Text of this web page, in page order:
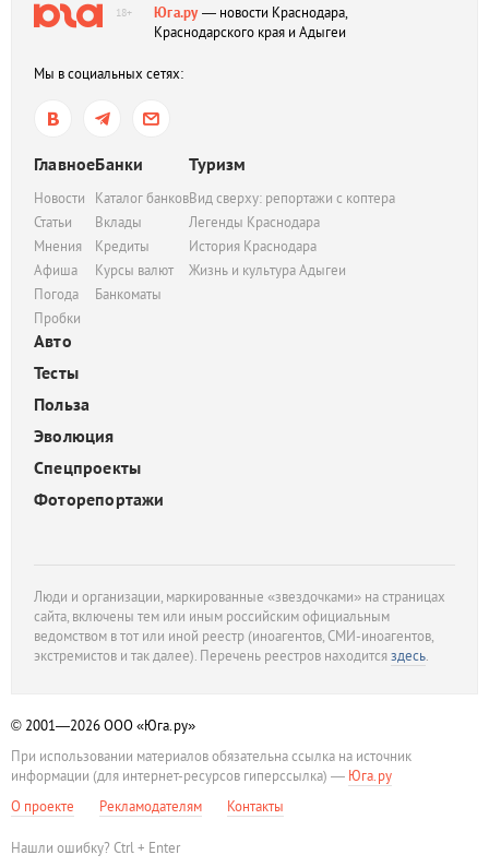
18+ Юга.ру— новости Краснодара,
Краснодарского края и Адыгеи
Мы в социальных сетях:
Главное
Новости
Статьи
Мнения
Афиша
Погода
Пробки
Банки
Каталог банков
Вклады
Кредиты
Курсы валют
Банкоматы
Туризм
Вид сверху: репортажи с коптера
Легенды Краснодара
История Краснодара
Жизнь и культура Адыгеи
Авто
Тесты
Польза
Эволюция
Спецпроекты
Фоторепортажи
Люди и организации, маркированные «звездочками» на страницах
сайта, включены тем или иным российским официальным
ведомством в тот или иной реестр (иноагентов, СМИ-иноагентов,
экстремистов и так далее). Перечень реестров находитсяздесь.
© 2001—2026ООО «Юга.ру»
При использовании материалов обязательна ссылка на источник
информации (для интернет-ресурсов гиперссылка) — Юга.ру
О проекте
Рекламодателям Контакты
Нашли ошибку? Ctrl + Enter